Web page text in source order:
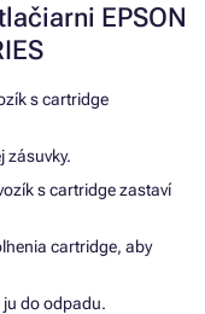
EPSON
s cartridge
zásuvky.
s cartridge zastaví
cartridge, aby
do odpadu.